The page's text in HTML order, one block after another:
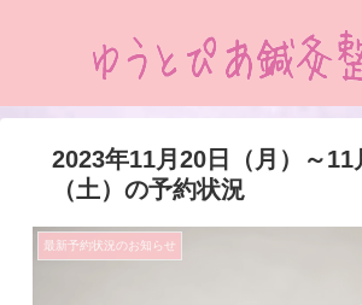
2023年11月20日（月）～11
（土）の予約状況
最新予約状況のお知らせ